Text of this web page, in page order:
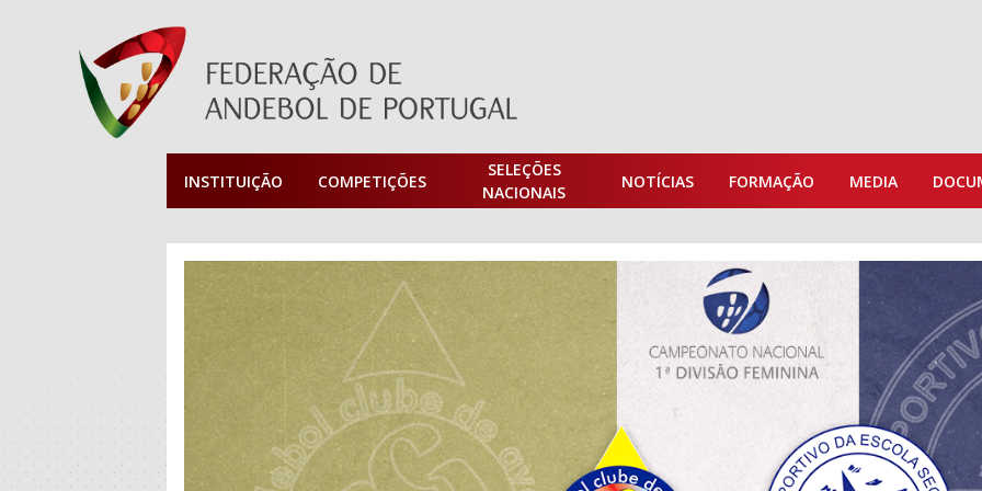
INSTITUIÇÃO COMPETIÇÕES
SELEÇÕES
NACIONAIS
NOTÍCIAS FORMAÇÃO MEDIA